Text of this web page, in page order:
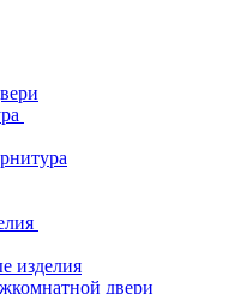
изделия
двери